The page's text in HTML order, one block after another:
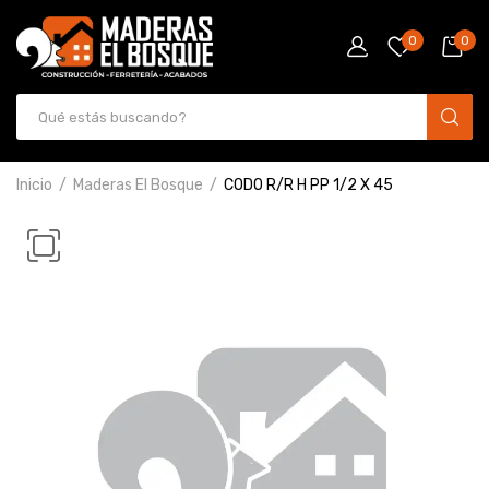
0 0
Inicio Maderas El Bosque CODO R/R H PP 1/2 X 45